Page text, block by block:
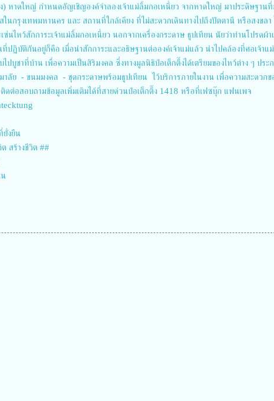
) หาดใหญ่ กำหนดอัญเชิญองค์จำลองเจ้าแม่ลิ้มกอเหนี่ยว จากหาดใหญ่ มาประดิษฐาน
ในกรุงเทพมหานคร และ สถานที่ใกล้เคียง ที่ไม่สะดวกเดินทางไปถึงปัตตานี หรือสงขลา
นไหว้สักการะเจ้าแม่ลิ้มกอเหนี่ยว นอกจากเครื่องกระดาษ ธูปเทียน นัยว่าท่านโปรดผ้
ปฏิบัติกันอยู่ก็คือ เมื่อนำสักการะและอธิษฐานต่อองค์เจ้าแม่แล้ว นำไปคล้องที่ศอเจ้าแ
ปบูชาที่บ้าน เพื่อความเป็นสิริมงคล ซึ่งทางมูลนิธิป่อเต็กตึ๊งได้เตรียมของไหว้ต่าง ๆ ประ
ลัย - ขนมมงคล - ชุดกระดาษพร้อมธูปเทียน ไว้บริการภายในงาน เพื่อความสะดวกข
ดต่อสอบถามข้อมูลเพิ่มเติมได้ที่สายด่วนป่อเต็กตึ๊ง 1418 หรือที่เฟซบุ๊ก แฟนเพจ
ยั่งยืน
สร้างชีวิต ##
น